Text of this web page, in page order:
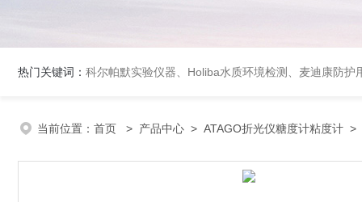
热门关键词： 科尔帕默实验仪器、Holiba水质环境检测、麦迪康防
当前位置： 首页 > 产品中心 > ATAGO折光仪糖度计粘度计 >